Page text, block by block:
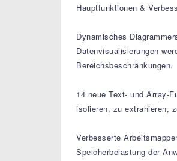
Hauptfunktionen &
Dynamisches
Datenvisualisierungen
Bereichsbeschränkungen.
14 neue Text- und Array-
isolieren, zu extrahieren,
Verbesserte
Speicherbelastung der